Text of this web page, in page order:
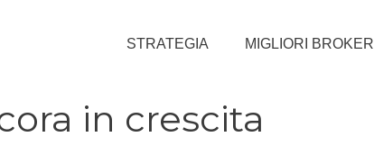
STRATEGIA MIGLIORI BROKER
in crescita